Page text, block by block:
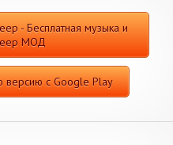
- Бесплатная музыка и
МОД
версию с Google Play